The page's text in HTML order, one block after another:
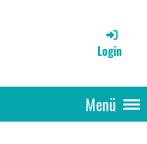
Login
Menü